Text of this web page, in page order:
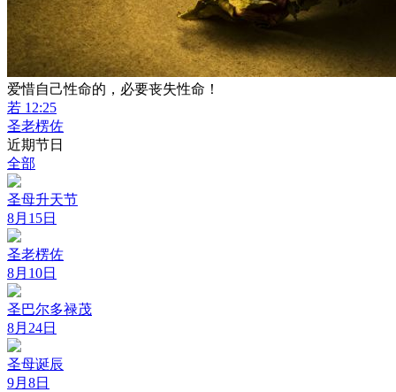
爱惜自己性命的，必要丧失性命！
若 12:25
圣老楞佐
近期节日
全部
圣母升天节
8月15日
圣老楞佐
8月10日
圣巴尔多禄茂
8月24日
圣母诞辰
9月8日